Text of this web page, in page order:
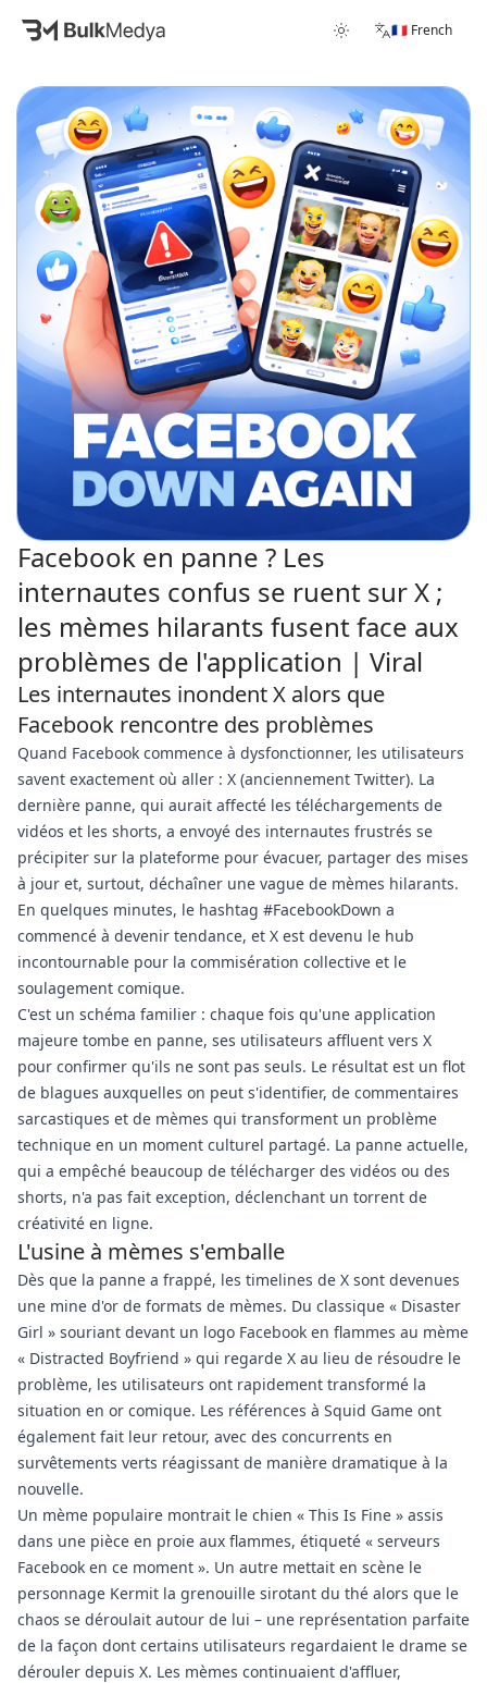
🇫🇷 French
Facebook en panne ? Les
internautes confus se ruent sur X ;
les mèmes hilarants fusent face aux
problèmes de l'application | Viral
Les internautes inondent X alors que
Facebook rencontre des problèmes
Quand Facebook commence à dysfonctionner, les utilisateurs
savent exactement où aller : X (anciennement Twitter). La
dernière panne, qui aurait affecté les téléchargements de
vidéos et les shorts, a envoyé des internautes frustrés se
précipiter sur la plateforme pour évacuer, partager des mises
à jour et, surtout, déchaîner une vague de mèmes hilarants.
En quelques minutes, le hashtag #FacebookDown a
commencé à devenir tendance, et X est devenu le hub
incontournable pour la commisération collective et le
soulagement comique.
C'est un schéma familier : chaque fois qu'une application
majeure tombe en panne, ses utilisateurs affluent vers X
pour confirmer qu'ils ne sont pas seuls. Le résultat est un flot
de blagues auxquelles on peut s'identifier, de commentaires
sarcastiques et de mèmes qui transforment un problème
technique en un moment culturel partagé. La panne actuelle,
qui a empêché beaucoup de télécharger des vidéos ou des
shorts, n'a pas fait exception, déclenchant un torrent de
créativité en ligne.
L'usine à mèmes s'emballe
Dès que la panne a frappé, les timelines de X sont devenues
une mine d'or de formats de mèmes. Du classique « Disaster
Girl » souriant devant un logo Facebook en flammes au mème
« Distracted Boyfriend » qui regarde X au lieu de résoudre le
problème, les utilisateurs ont rapidement transformé la
situation en or comique. Les références à Squid Game ont
également fait leur retour, avec des concurrents en
survêtements verts réagissant de manière dramatique à la
nouvelle.
Un mème populaire montrait le chien « This Is Fine » assis
dans une pièce en proie aux flammes, étiqueté « serveurs
Facebook en ce moment ». Un autre mettait en scène le
personnage Kermit la grenouille sirotant du thé alors que le
chaos se déroulait autour de lui – une représentation parfaite
de la façon dont certains utilisateurs regardaient le drame se
dérouler depuis X. Les mèmes continuaient d'affluer,